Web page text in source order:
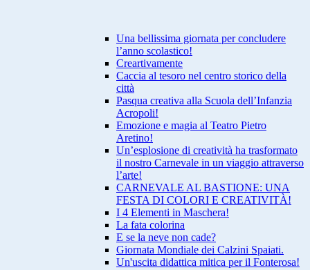
Una bellissima giornata per concludere
l’anno scolastico!
Creartivamente
Caccia al tesoro nel centro storico della
città
Pasqua creativa alla Scuola dell’Infanzia
Acropoli!
Emozione e magia al Teatro Pietro
Aretino!
Un’esplosione di creatività ha trasformato
il nostro Carnevale in un viaggio attraverso
l’arte!
CARNEVALE AL BASTIONE: UNA
FESTA DI COLORI E CREATIVITÀ!
I 4 Elementi in Maschera!
La fata colorina
E se la neve non cade?
Giornata Mondiale dei Calzini Spaiati.
Un'uscita didattica mitica per il Fonterosa!